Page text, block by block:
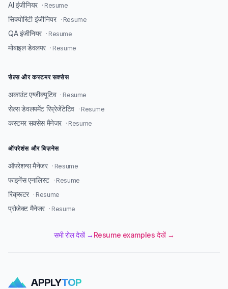
AI इंजीनियर · Resume
सिक्योरिटी इंजीनियर · Resume
QA इंजीनियर · Resume
मोबाइल डेवलपर · Resume
सेल्स और कस्टमर सक्सेस
अकाउंट एग्जीक्यूटिव · Resume
सेल्स डेवलपमेंट रिप्रेजेंटेटिव · Resume
कस्टमर सक्सेस मैनेजर · Resume
ऑपरेशंस और बिज़नेस
ऑपरेशन्स मैनेजर · Resume
फाइनेंस एनालिस्ट · Resume
रिक्रूटर · Resume
प्रोजेक्ट मैनेजर · Resume
सभी रोल देखें → Resume examples देखें →
APPLYTOP